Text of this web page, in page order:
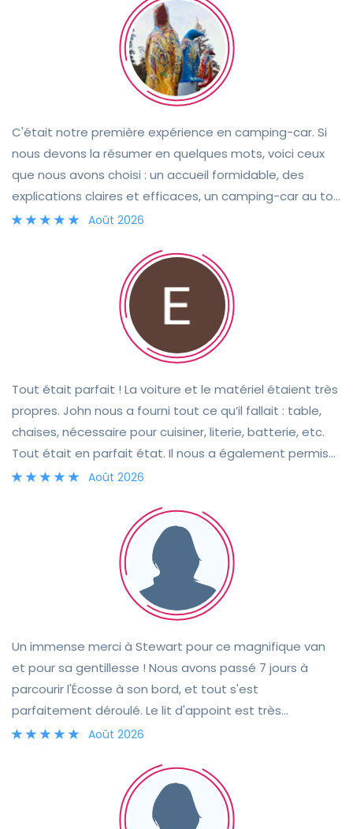
C'était notre première expérience en camping-car. Si
nous devons la résumer en quelques mots, voici ceux
que nous avons choisi : un accueil formidable, des
explications claires et efficaces, un camping-car au top
(mieux équipé que certains Airbnb). Willem est une
s'agit d'une première expérience. Pour terminer, nous
remercions Willem, sa famille et Frédo bien sûr.
Août 2026
Tout était parfait ! La voiture et le matériel étaient très
propres. John nous a fourni tout ce qu’il fallait : table,
chaises, nécessaire pour cuisiner, literie, batterie, etc.
Tout était en parfait état. Il nous a également permis
de récupérer la voiture avant l’heure prévue le premier
Août 2026
Un immense merci à Stewart pour ce magnifique van
et pour sa gentillesse ! Nous avons passé 7 jours à
parcourir l'Écosse à son bord, et tout s'est
parfaitement déroulé. Le lit d'appoint est très
confortable et nous n'avons rencontré aucun problème
poêle, casserole, passoire, couverts, assiettes, etc.
Nous avons également beaucoup apprécié les chaises
et la table de camping, idéales pour profiter des
Août 2026